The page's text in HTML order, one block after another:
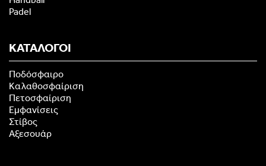
Padel
ΚΑΤΑΛΟΓΟΙ
Ποδόσφαιρο
Καλαθοσφαίριση
Πετοσφαίριση
Εμφανίσεις
Στίβος
Αξεσουάρ